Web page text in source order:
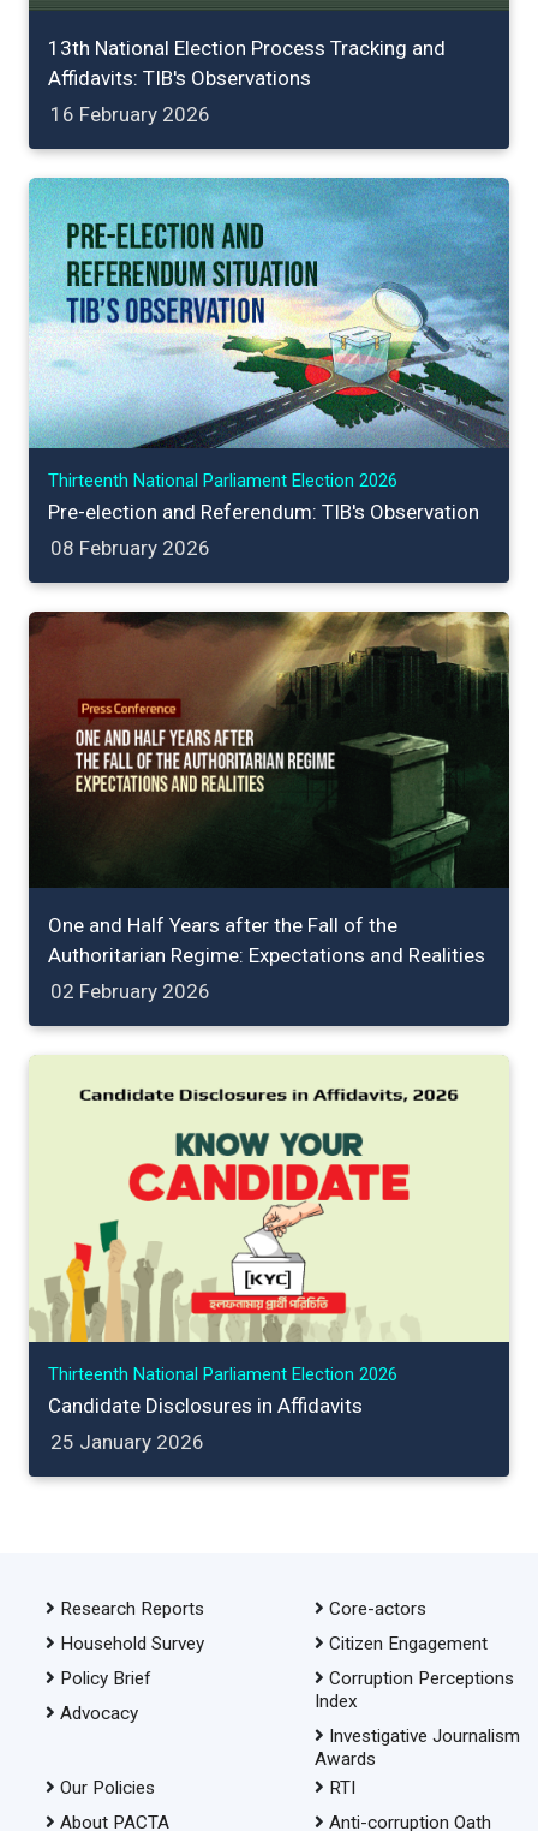
13th National Election Process Tracking and
Affidavits: TIB's Observations
16 February 2026
Thirteenth National Parliament Election 2026
Pre-election and Referendum: TIB's Observation
08 February 2026
One and Half Years after the Fall of the
Authoritarian Regime: Expectations and Realities
02 February 2026
Thirteenth National Parliament Election 2026
Candidate Disclosures in Affidavits
25 January 2026
Research Reports
Household Survey
Policy Brief
Advocacy
Core-actors
Citizen Engagement
Corruption Perceptions
Index
Investigative Journalism
Awards
Our Policies
About PACTA
RTI
Anti-corruption Oath